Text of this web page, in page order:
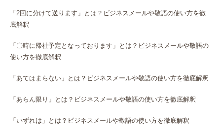
「2回に分けて送ります」とは？ビジネスメールや敬語の使い方を徹
底解釈
「〇時に帰社予定となっております」とは？ビジネスメールや敬語の
使い方を徹底解釈
「あてはまらない」とは？ビジネスメールや敬語の使い方を徹底解釈
「あらん限り」とは？ビジネスメールや敬語の使い方を徹底解釈
「いずれは」とは？ビジネスメールや敬語の使い方を徹底解釈